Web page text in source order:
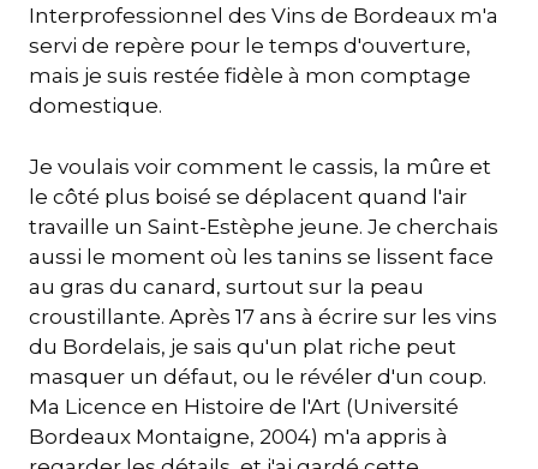
Interprofessionnel des Vins de Bordeaux m'a
servi de repère pour le temps d'ouverture,
mais je suis restée fidèle à mon comptage
domestique.
Je voulais voir comment le cassis, la mûre et
le côté plus boisé se déplacent quand l'air
travaille un Saint-Estèphe jeune. Je cherchais
aussi le moment où les tanins se lissent face
au gras du canard, surtout sur la peau
croustillante. Après 17 ans à écrire sur les vins
du Bordelais, je sais qu'un plat riche peut
masquer un défaut, ou le révéler d'un coup.
Ma Licence en Histoire de l'Art (Université
Bordeaux Montaigne, 2004) m'a appris à